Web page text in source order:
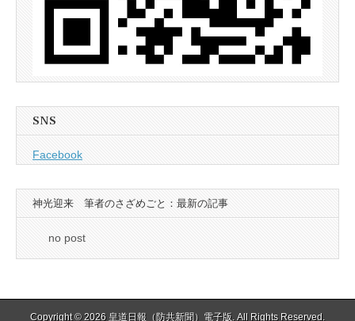
SNS
Facebook
神光迎来 筆者のさざめごと：最新の記事
no post
Copyright © 2026 皇道日報（防共新聞）電子版. All Rights Reserved.